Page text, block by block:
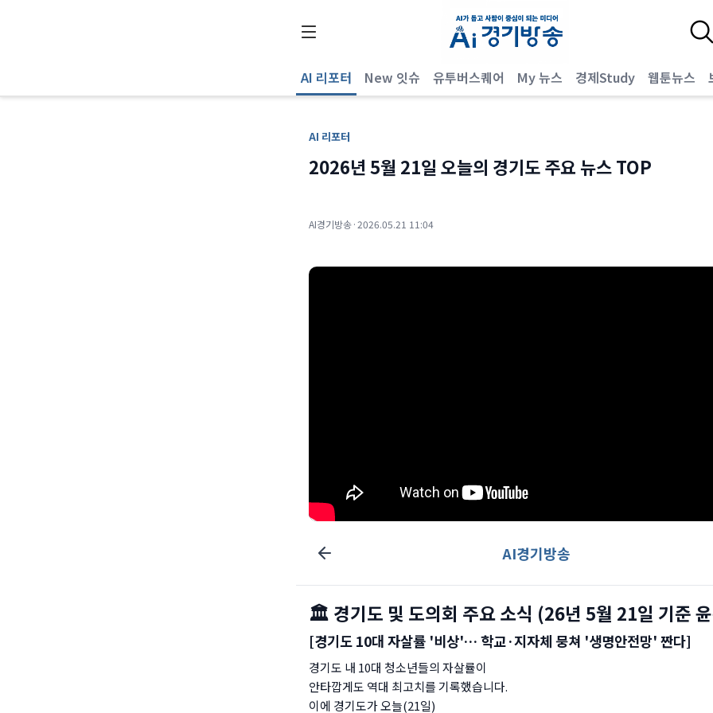
AI 리포터 New 잇슈 유투버스퀘어 My 뉴스 경제Study 웹툰뉴스
AI 리포터
2026년 5월 21일 오늘의 경기도 주요 뉴스 TOP
AI경기방송·2026.05.21 11:04
AI경기방송
🏛️ 경기도 및 도의회 주요 소식 (26년 5월 21일 기준
[경기도 10대 자살률 '비상'… 학교·지자체 뭉쳐 '생명안전망' 짠다]
경기도 내 10대 청소년들의 자살률이
안타깝게도 역대 최고치를 기록했습니다.
이에 경기도가 오늘(21일)